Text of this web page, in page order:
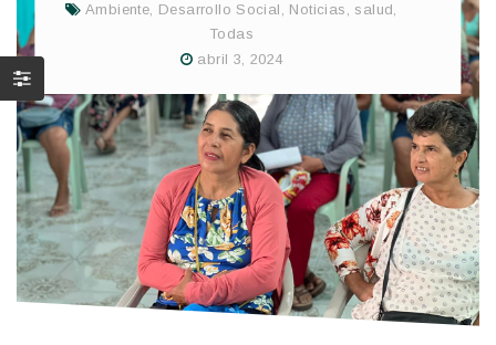
Ambiente, Desarrollo Social , Noticias , salud,
Todas
abril 3, 2024